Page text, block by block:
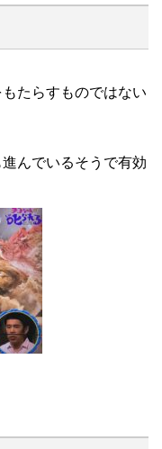
たらすものではない
んでいるそうで有効